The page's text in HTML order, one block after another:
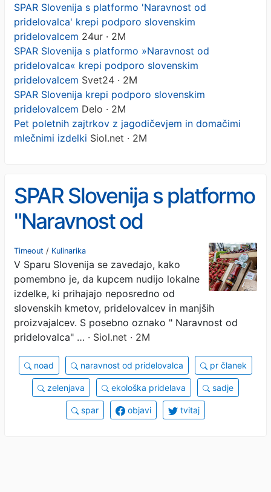
SPAR Slovenija s platformo 'Naravnost od
pridelovalca' krepi podporo slovenskim
pridelovalcem 24ur · 2M
SPAR Slovenija s platformo »Naravnost od
pridelovalca« krepi podporo slovenskim
pridelovalcem Svet24 · 2M
SPAR Slovenija krepi podporo slovenskim
pridelovalcem Delo · 2M
Pet poletnih zajtrkov z jagodičevjem in domačimi
mlečnimi izdelki Siol.net · 2M
SPAR Slovenija s platformo
"Naravnost od
pridelovalca" krepi
podporo slovenskim
pridelovalcem
Timeout / Kulinarika
V Sparu Slovenija se zavedajo, kako
pomembno je, da kupcem nudijo lokalne
izdelke, ki prihajajo neposredno od
slovenskih kmetov, pridelovalcev in manjših
proizvajalcev. S posebno oznako " Naravnost od
pridelovalca" … · Siol.net · 2M
noad naravnost od pridelovalca pr članek
zelenjava ekološka pridelava sadje
spar objavi tvitaj